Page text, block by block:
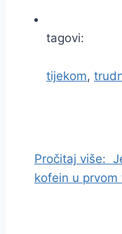
tagovi:
tijekom,
Pročitaj više:
kofein u prvom